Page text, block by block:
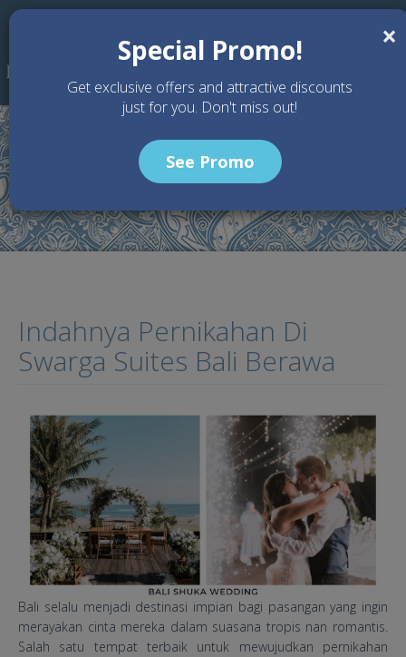
Skip to main content
Indahnya Pernikahan Di Swarga Suites Bali Berawa
Indahnya Pernikahan Di
Swarga Suites Bali Berawa
Bali selalu menjadi destinasi impian bagi pasangan yang ingin
merayakan cinta mereka dalam suasana tropis nan romantis.
Salah satu tempat terbaik untuk mewujudkan pernikahan
×
Special Promo!
Get exclusive offers and attractive discounts
just for you. Don't miss out!
See Promo